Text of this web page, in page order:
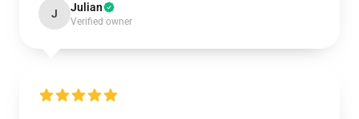
J Julian
Verified owner